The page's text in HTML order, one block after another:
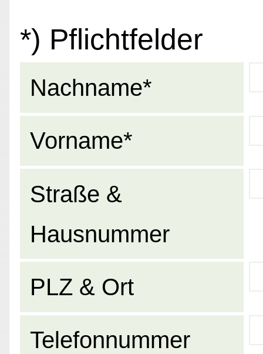
*) Pflichtfelder
Nachname*
Vorname*
Straße &
Hausnummer
PLZ & Ort
Telefonnummer